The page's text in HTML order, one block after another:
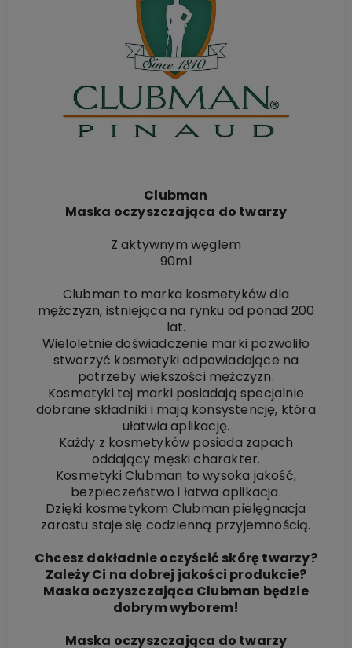
Clubman
Maska oczyszczająca do twarzy
Z aktywnym węglem
90ml
Clubman to marka kosmetyków dla
mężczyzn, istniejąca na rynku od ponad 200
lat.
Wieloletnie doświadczenie marki pozwoliło
stworzyć kosmetyki odpowiadające na
potrzeby większości mężczyzn.
Kosmetyki tej marki posiadają specjalnie
dobrane składniki i mają konsystencję, która
ułatwia aplikację.
Każdy z kosmetyków posiada zapach
oddający męski charakter.
Kosmetyki Clubman to wysoka jakość,
bezpieczeństwo i łatwa aplikacja.
Dzięki kosmetykom Clubman pielęgnacja
zarostu staje się codzienną przyjemnością.
Chcesz dokładnie oczyścić skórę twarzy?
Zależy Ci na dobrej jakości produkcie?
Maska oczyszczająca Clubman będzie
dobrym wyborem!
Maska oczyszczająca do twarzy